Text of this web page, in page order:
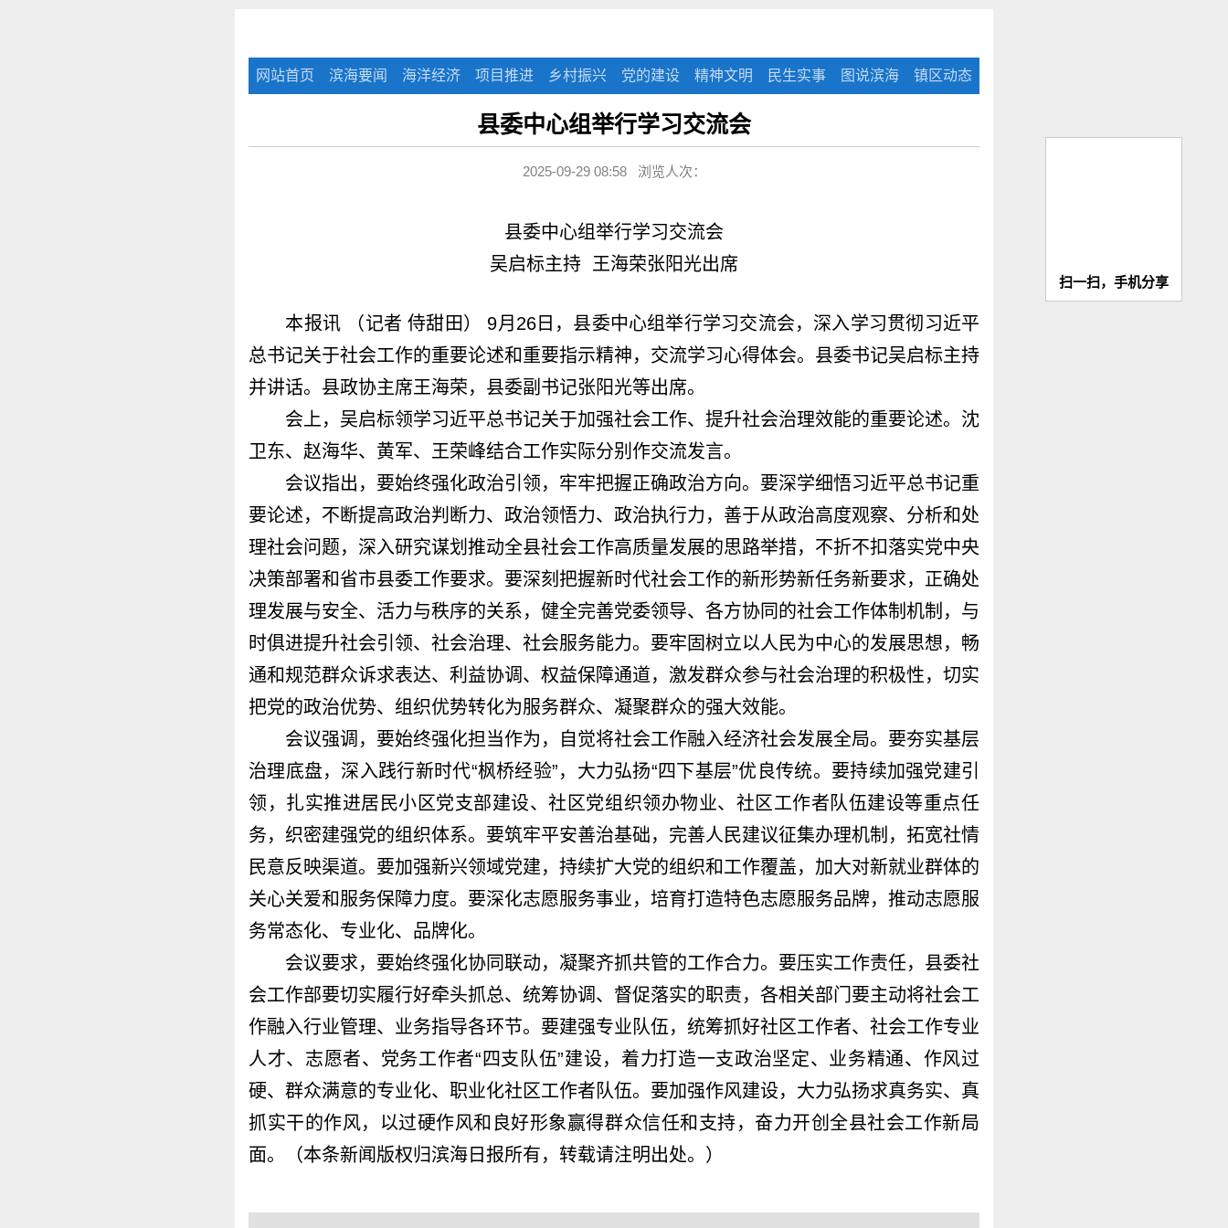
网站首页 滨海要闻 海洋经济 项目推进 乡村振兴 党的建设 精神文明 民生实事 图说滨海 镇区动态
县委中心组举行学习交流会
2025-09-29 08:58 浏览人次：
县委中心组举行学习交流会
吴启标主持 王海荣张阳光出席
本报讯 （记者 侍甜田） 9月26日，县委中心组举行学习交流会，深入学习贯彻习近平
总书记关于社会工作的重要论述和重要指示精神，交流学习心得体会。县委书记吴启标主持
并讲话。县政协主席王海荣，县委副书记张阳光等出席。
会上，吴启标领学习近平总书记关于加强社会工作、提升社会治理效能的重要论述。沈
卫东、赵海华、黄军、王荣峰结合工作实际分别作交流发言。
会议指出，要始终强化政治引领，牢牢把握正确政治方向。要深学细悟习近平总书记重
要论述，不断提高政治判断力、政治领悟力、政治执行力，善于从政治高度观察、分析和处
理社会问题，深入研究谋划推动全县社会工作高质量发展的思路举措，不折不扣落实党中央
决策部署和省市县委工作要求。要深刻把握新时代社会工作的新形势新任务新要求，正确处
理发展与安全、活力与秩序的关系，健全完善党委领导、各方协同的社会工作体制机制，与
时俱进提升社会引领、社会治理、社会服务能力。要牢固树立以人民为中心的发展思想，畅
通和规范群众诉求表达、利益协调、权益保障通道，激发群众参与社会治理的积极性，切实
把党的政治优势、组织优势转化为服务群众、凝聚群众的强大效能。
会议强调，要始终强化担当作为，自觉将社会工作融入经济社会发展全局。要夯实基层
治理底盘，深入践行新时代“枫桥经验”，大力弘扬“四下基层”优良传统。要持续加强党建引
领，扎实推进居民小区党支部建设、社区党组织领办物业、社区工作者队伍建设等重点任
务，织密建强党的组织体系。要筑牢平安善治基础，完善人民建议征集办理机制，拓宽社情
民意反映渠道。要加强新兴领域党建，持续扩大党的组织和工作覆盖，加大对新就业群体的
关心关爱和服务保障力度。要深化志愿服务事业，培育打造特色志愿服务品牌，推动志愿服
务常态化、专业化、品牌化。
会议要求，要始终强化协同联动，凝聚齐抓共管的工作合力。要压实工作责任，县委社
会工作部要切实履行好牵头抓总、统筹协调、督促落实的职责，各相关部门要主动将社会工
作融入行业管理、业务指导各环节。要建强专业队伍，统筹抓好社区工作者、社会工作专业
人才、志愿者、党务工作者“四支队伍”建设，着力打造一支政治坚定、业务精通、作风过
硬、群众满意的专业化、职业化社区工作者队伍。要加强作风建设，大力弘扬求真务实、真
抓实干的作风，以过硬作风和良好形象赢得群众信任和支持，奋力开创全县社会工作新局
面。（本条新闻版权归滨海日报所有，转载请注明出处。）
扫一扫，手机分享